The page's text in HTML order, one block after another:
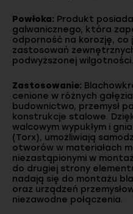
Powłoka: Produkt
galwanicznego, która
odporność na korozję,
zastosowań
podwyższonej wilgotności.
Zastosowanie:
cenione w różnych
budownictwo, przemysł
konstrukcje stalowe.
walcowym wypukłym i
(Torx), umożliwiają
otworów w materiałach
niezastąpionymi w
do drugiej strony
nadają się do montażu
oraz urządzeń
niezawodne połączenia.